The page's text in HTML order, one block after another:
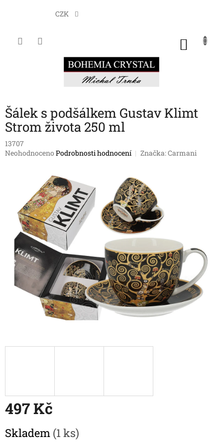
CZK
Šálek s podšálkem Gustav Klimt
Strom života 250 ml
13707
Průměrné
hvězdiček.
Neohodnoceno Podrobnosti hodnocení Značka:Carmani
497 Kč
cena:
Skladem (1 ks)